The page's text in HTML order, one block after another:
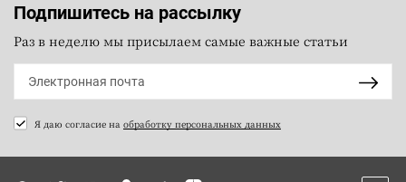
Подпишитесь на рассылку
Раз в неделю мы присылаем самые важные статьи
Я даю согласие на обработку персональных данных